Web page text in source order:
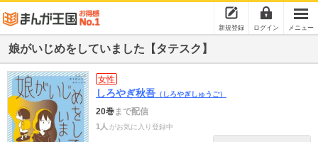
新規登録 ログイン メニュー
娘がいじめをしていました【タテスク】
女性
しろやぎ秋吾 （しろやぎしゅうご）
20巻まで配信
1人 がお気に入り登録中